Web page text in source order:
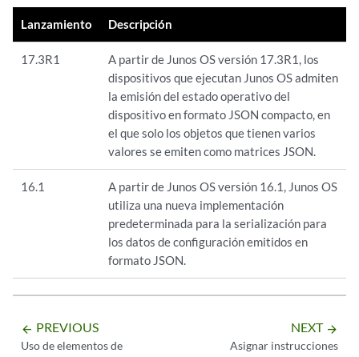
            ],
            {
                "data" : "02:44:13",
                "attributes" : {"junos:seconds" : "9853"}
        ],
        "last-configured-time" : [
            "date-time" : [
                "data" : "2018-05-02 17:57:44 PDT",
                "attributes" : {"junos:seconds" : "1525309064"}
            }
            "time-length" : [
            {
            "user" : "admin"
        },
        "uptime-information" :
        {
            "date-time" : "1:49PM",
            "up-time" : "2:53",
            "active-user-count" : "1",
            "load-average-1" : "0.00",
            "load-average-5" : "0.06",
            "load-average-15" : "0.06"
        }
Lanzamiento Descripción
17.3R1
A partir de Junos OS versión 17.3R1, los
dispositivos que ejecutan Junos OS admiten
la emisión del estado operativo del
dispositivo en formato JSON compacto, en
el que solo los objetos que tienen varios
valores se emiten como matrices JSON.
16.1
A partir de Junos OS versión 16.1, Junos OS
utiliza una nueva implementación
predeterminada para la serialización para
los datos de configuración emitidos en
formato JSON.
arrow_backward PREVIOUS
Uso de elementos de
NEXT arrow_forward
Asignar instrucciones